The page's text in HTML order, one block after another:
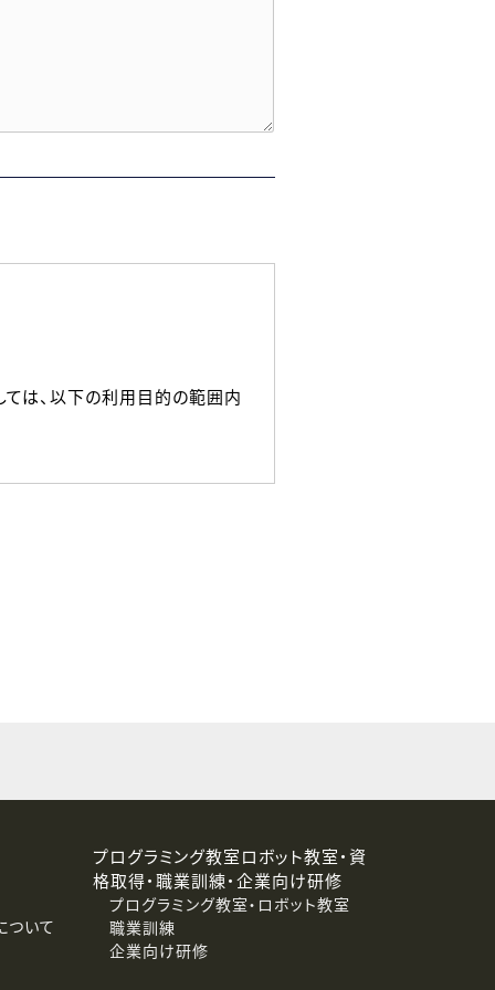
ては、以下の利用目的の範囲内
および第三者への提供停止）
ついて
プログラミング教室ロボット教室・資
格取得・職業訓練・企業向け研修
プログラミング教室・ロボット教室
職業訓練
企業向け研修